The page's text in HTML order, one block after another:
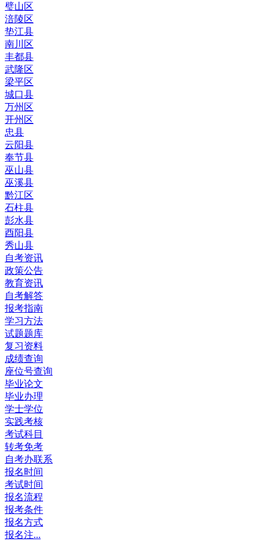
璧山区
涪陵区
垫江县
南川区
丰都县
武隆区
梁平区
城口县
万州区
开州区
忠县
云阳县
奉节县
巫山县
巫溪县
黔江区
石柱县
彭水县
酉阳县
秀山县
自考资讯
政策公告
教育资讯
自考解答
报考指南
学习方法
试题题库
复习资料
成绩查询
座位号查询
毕业论文
毕业办理
学士学位
实践考核
考试科目
转考免考
自考办联系
报名时间
考试时间
报名流程
报考条件
报名方式
报名注...